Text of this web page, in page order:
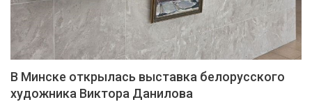
В Минске открылась выставка белорусского
художника Виктора Данилова